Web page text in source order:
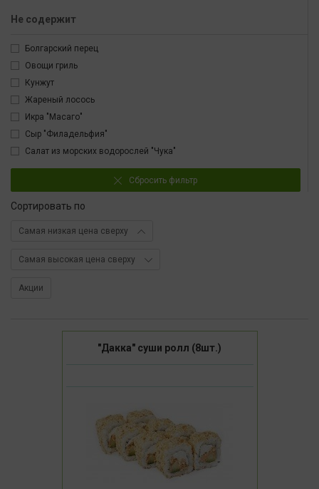
Не содержит
Болгарский перец
Овощи гриль
Кунжут
Жареный лосось
Икра "Масаго"
Сыр "Филадельфия"
Салат из морских водорослей "Чука"
Сбросить фильтр
Сортировать по
Самая низкая цена сверху
Самая высокая цена сверху
Акции
"Дакка" суши ролл (8шт.)